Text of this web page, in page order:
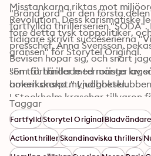
Misstankarna riktas mot
Revolution. Dess karismatiske
före detta tysk toppolitiker, och
presschef, Anna Svensson,
Bevisen hopar sig, och snart
som förhärdade terrorister av
amerikanska myndigheter.
I Stockholm kraschar tillvaron
dottern Stina. Är deras Anna i
psykopat? Men när Tor
tänds ett svagt hopp. Hon
tro på vad myndigheterna
"Bränd jord" är den första
fartfyllda thrillerserien "SODA".
tidigare skrivit succéserierna
gränsen" för Storytel Original.
"En tät thriller med många
boken skarpt." Ljudboksklubben
Taggar
FartfylldStorytel OriginalBladvändare
ActionthrillerSkandinaviska thrillers